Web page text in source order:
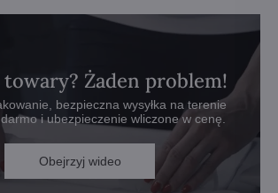
Żaden problem!
bezpieczna wysyłka na terenie
darmo i ubezpieczenie wliczone w cenę.
Obejrzyj wideo